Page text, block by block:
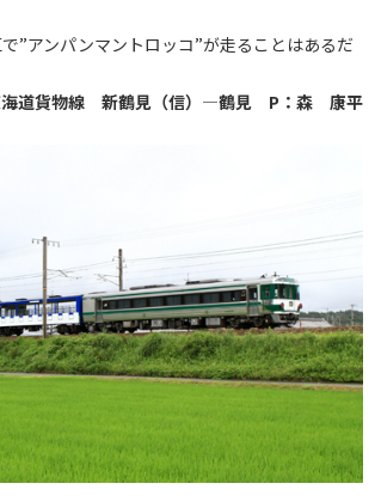
”アンパンマントロッコ”が走ることはあるだ
道貨物線 新鶴見（信）―鶴見 P：森 康平